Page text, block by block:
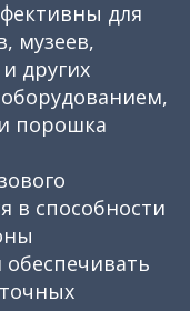
для
музеев,
других
порошка
в способности